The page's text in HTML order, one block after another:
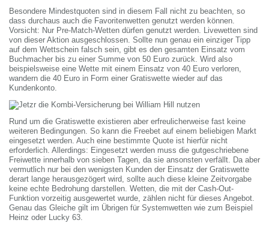
Besondere Mindestquoten sind in diesem Fall nicht zu beachten, so
dass durchaus auch die Favoritenwetten genutzt werden können.
Vorsicht: Nur Pre-Match-Wetten dürfen genutzt werden. Livewetten sind
von dieser Aktion ausgeschlossen. Sollte nun genau ein einziger Tipp
auf dem Wettschein falsch sein, gibt es den gesamten Einsatz vom
Buchmacher bis zu einer Summe von 50 Euro zurück. Wird also
beispielsweise eine Wette mit einem Einsatz von 40 Euro verloren,
wandern die 40 Euro in Form einer Gratiswette wieder auf das
Kundenkonto.
Rund um die Gratiswette existieren aber erfreulicherweise fast keine
weiteren Bedingungen. So kann die Freebet auf einem beliebigen Markt
eingesetzt werden. Auch eine bestimmte Quote ist hierfür nicht
erforderlich. Allerdings: Eingesetzt werden muss die gutgeschriebene
Freiwette innerhalb von sieben Tagen, da sie ansonsten verfällt. Da aber
vermutlich nur bei den wenigsten Kunden der Einsatz der Gratiswette
derart lange herausgezögert wird, sollte auch diese kleine Zeitvorgabe
keine echte Bedrohung darstellen. Wetten, die mit der Cash-Out-
Funktion vorzeitig ausgewertet wurde, zählen nicht für dieses Angebot.
Genau das Gleiche gilt im Übrigen für Systemwetten wie zum Beispiel
Heinz oder Lucky 63.